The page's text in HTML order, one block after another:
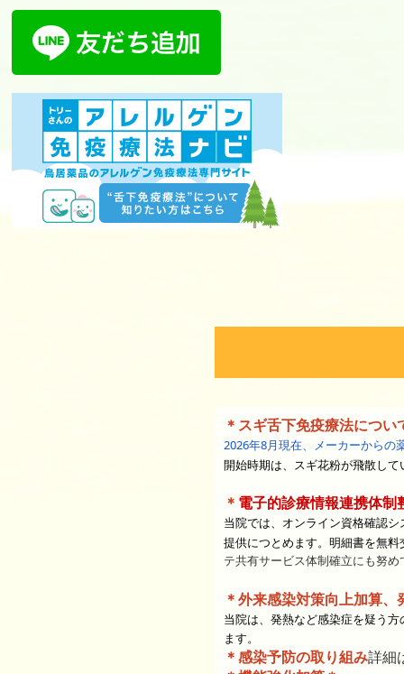
＊スギ舌下免疫療法につい
2026年8月現在、メーカーからの
開始時期は、スギ花粉が飛散し
＊ 電子的診療情報連携体制
当院では、オンライン資格確認
提供につとめます。明細書を無
テ共有サービス体制確立にも努め
＊外来感染対策向上加算、
当院は、発熱など感染症を疑う
ます。
＊感染予防の取り組み詳細